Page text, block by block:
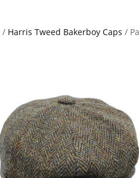
/ Harris Tweed Bakerboy Caps /